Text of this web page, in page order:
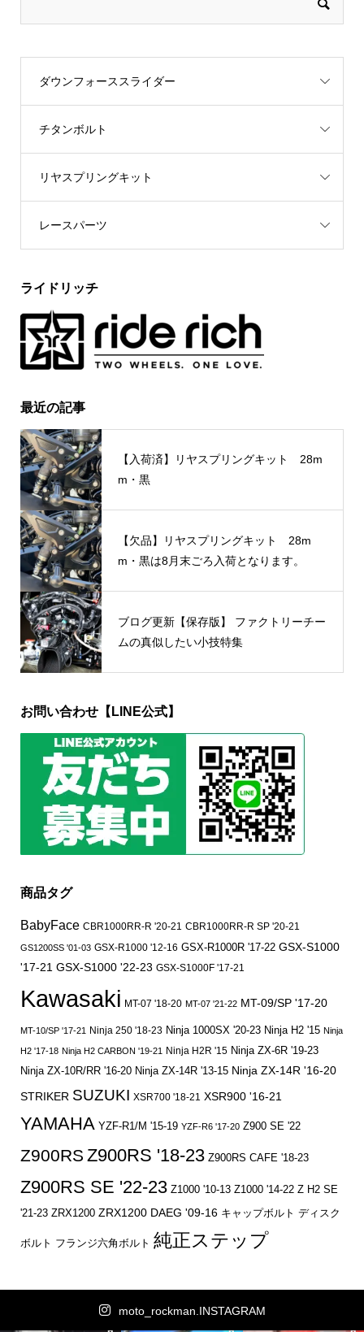
ダウンフォーススライダー
チタンボルト
リヤスプリングキット
レースパーツ
ライドリッチ
最近の記事
【入荷済】リヤスプリングキット 28m
m・黒
【欠品】リヤスプリングキット 28m
m・黒は8月末ごろ入荷となります。
ブログ更新【保存版】 ファクトリーチー
ムの真似したい小技特集
お問い合わせ【LINE公式】
商品タグ
BabyFace CBR1000RR-R '20-21 CBR1000RR-R SP '20-21
GS1200SS '01-03 GSX-R1000 '12-16 GSX-R1000R '17-22 GSX-S1000
'17-21 GSX-S1000 '22-23 GSX-S1000F '17-21
Kawasaki MT-07 '18-20 MT-07 '21-22 MT-09/SP '17-20
MT-10/SP '17-21 Ninja 250 '18-23 Ninja 1000SX '20-23 Ninja H2 '15 Ninja
H2 '17-18 Ninja H2 CARBON '19-21 Ninja H2R '15 Ninja ZX-6R '19-23
Ninja ZX-10R/RR '16-20 Ninja ZX-14R '13-15 Ninja ZX-14R '16-20
STRIKER SUZUKI XSR700 '18-21 XSR900 '16-21
YAMAHA YZF-R1/M '15-19 YZF-R6 '17-20 Z900 SE '22
Z900RS Z900RS '18-23 Z900RS CAFE '18-23
Z900RS SE '22-23 Z1000 '10-13 Z1000 '14-22 Z H2 SE
'21-23 ZRX1200 ZRX1200 DAEG '09-16 キャップボルト ディスク
ボルト フランジ六角ボルト 純正ステップ
moto_rockman.INSTAGRAM